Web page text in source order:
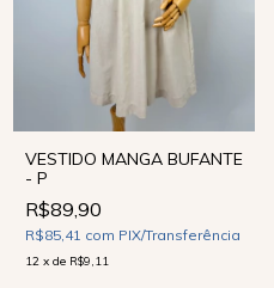
VESTIDO MANGA BUFANTE
- P
R$89,90
R$85,41 com PIX/Transferência
12 x de R$9,11